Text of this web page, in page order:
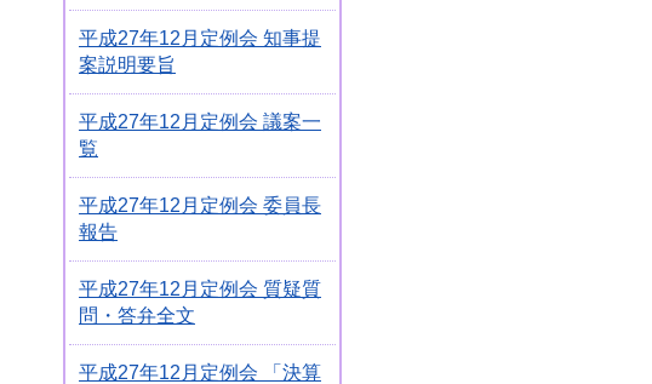
平成27年12月定例会 知事提
案説明要旨
平成27年12月定例会 議案一
覧
平成27年12月定例会 委員長
報告
平成27年12月定例会 質疑質
問・答弁全文
平成27年12月定例会 「決算